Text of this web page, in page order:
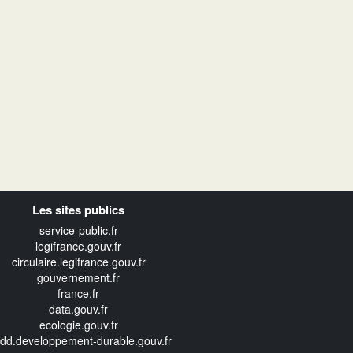
Les sites publics
service-public.fr
legifrance.gouv.fr
circulaire.legifrance.gouv.fr
gouvernement.fr
france.fr
data.gouv.fr
ecologie.gouv.fr
durable.gouv.fr